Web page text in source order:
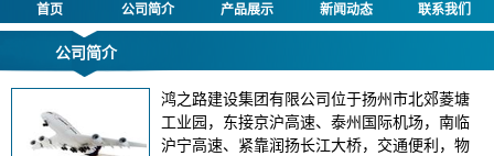
首页 公司简介 产品展示 新闻动态 联系我们
公司简介
鸿之路建设集团有限公司位于扬州市北郊菱塘
工业园，东接京沪高速、泰州国际机场，南临
沪宁高速、紧靠润扬长江大桥，交通便利，物